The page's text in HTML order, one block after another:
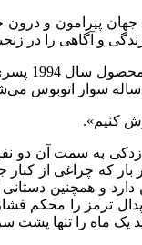
جهان پیرامون و
و آگاهی را در
کنیم».
به سمت آن
که چراغی از کنار
و همچنین
پدال ترمز را
یک ماه را تنها پشت